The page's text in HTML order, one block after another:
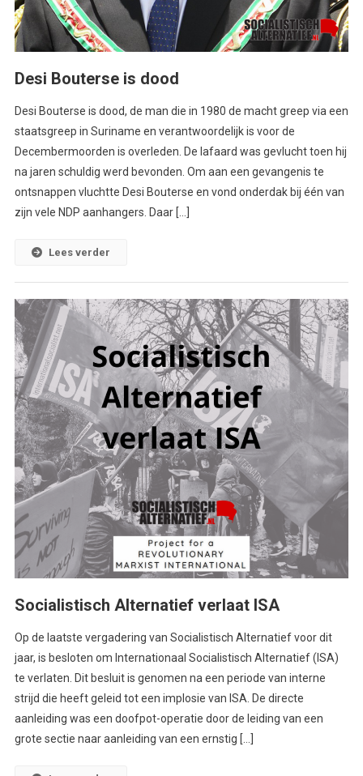
Desi Bouterse is dood
Desi Bouterse is dood, de man die in 1980 de macht greep via een
staatsgreep in Suriname en verantwoordelijk is voor de
Decembermoorden is overleden. De lafaard was gevlucht toen hij
na jaren schuldig werd bevonden. Om aan een gevangenis te
ontsnappen vluchtte Desi Bouterse en vond onderdak bij één van
zijn vele NDP aanhangers. Daar […]
Lees verder
Socialistisch Alternatief verlaat ISA
Op de laatste vergadering van Socialistisch Alternatief voor dit
jaar, is besloten om Internationaal Socialistisch Alternatief (ISA)
te verlaten. Dit besluit is genomen na een periode van interne
strijd die heeft geleid tot een implosie van ISA. De directe
aanleiding was een doofpot-operatie door de leiding van een
grote sectie naar aanleiding van een ernstig […]